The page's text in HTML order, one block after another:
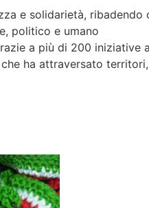
e solidarietà,
politico e umano
a più di 200
ha attraversato